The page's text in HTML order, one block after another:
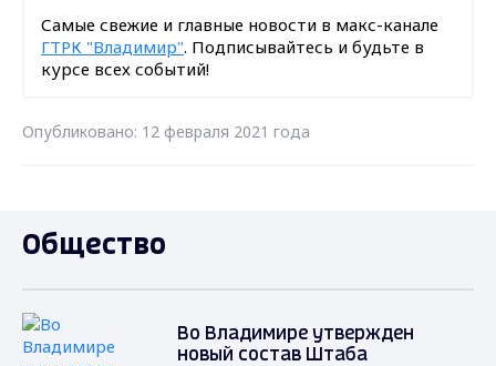
Самые свежие и главные новости в макс-канале
ГТРК "Владимир". Подписывайтесь и будьте в
курсе всех событий!
Опубликовано: 12 февраля 2021 года
Общество
Во Владимире утвержден
новый состав Штаба